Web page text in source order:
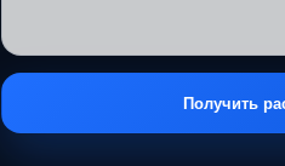
Получить